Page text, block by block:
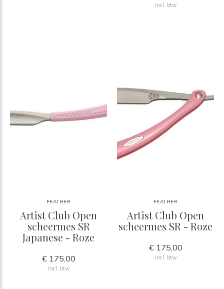
Incl. btw
FEATHER
Artist Club Open
scheermes SR
Japanese - Roze
€ 175,00
Incl. btw
FEATHER
Artist Club Open
scheermes SR - Roze
€ 175,00
Incl. btw